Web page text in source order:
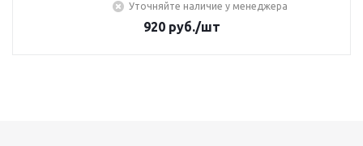
Уточняйте наличие у менеджера
920 руб./шт